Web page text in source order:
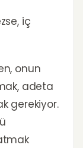
iç
onun
adeta
gerekiyor.